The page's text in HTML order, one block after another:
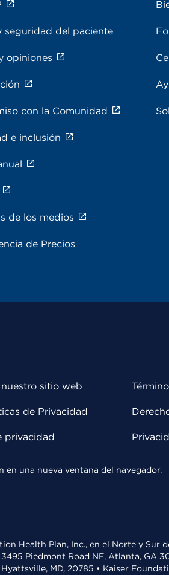
seguridad del paciente
opiniones
con la Comunidad
e inclusión
de los medios
de Precios
sitio web
de Privacidad
privacidad
en una nueva ventana del navegador.
Health Plan, Inc., en el Norte y
Piedmont Road NE, Atlanta, GA
MD, 20785 • Kaiser